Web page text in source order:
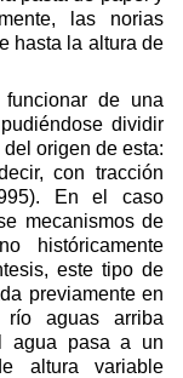
las norias
hasta la altura de
de una
dividir
origen de esta:
con tracción
En el caso
mecanismos de
históricamente
este tipo de
previamente en
aguas arriba
agua pasa a un
altura variable